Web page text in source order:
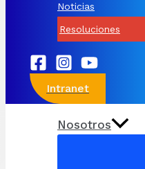
Noticias
Resoluciones
Intranet
Nosotros